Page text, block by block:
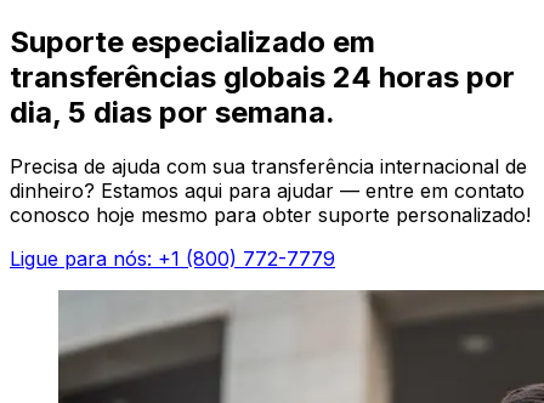
Suporte especializado em
transferências globais 24 horas por
dia, 5 dias por semana.
Precisa de ajuda com sua transferência internacional de
dinheiro? Estamos aqui para ajudar — entre em contato
conosco hoje mesmo para obter suporte personalizado!
Ligue para nós: +1 (800) 772-7779